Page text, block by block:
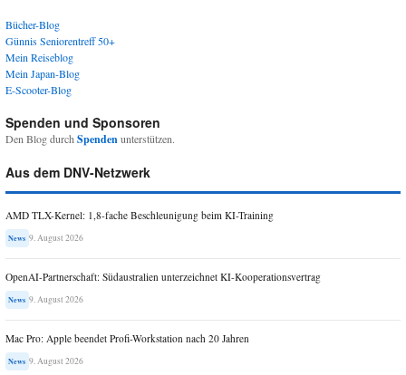
Bücher-Blog
Günnis Seniorentreff 50+
Mein Reiseblog
Mein Japan-Blog
E-Scooter-Blog
Spenden und Sponsoren
Den Blog durch Spendenunterstützen.
Aus dem DNV-Netzwerk
AMD TLX-Kernel: 1,8-fache Beschleunigung beim KI-Training
News 9. August 2026
OpenAI-Partnerschaft: Südaustralien unterzeichnet KI-Kooperationsvertrag
News 9. August 2026
Mac Pro: Apple beendet Profi-Workstation nach 20 Jahren
News 9. August 2026